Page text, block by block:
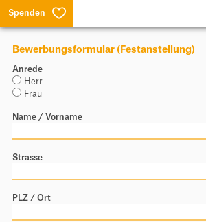
Spenden
Lernen
Wohnen & Arbeiten
Produktion & Dienstleistungen
Bewerbungsformular (Festanstellung)
Anrede
Herr
Frau
Name / Vorname
Strasse
PLZ / Ort